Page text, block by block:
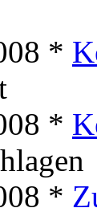
*
*
*